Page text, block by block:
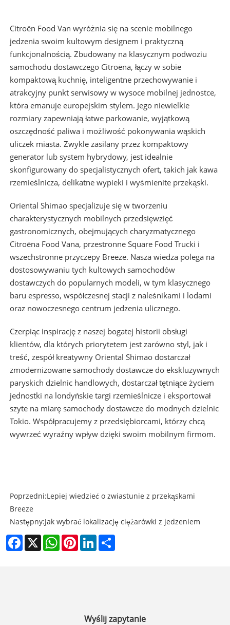
Citroën Food Van wyróżnia się na scenie mobilnego
jedzenia swoim kultowym designem i praktyczną
funkcjonalnością. Zbudowany na klasycznym podwoziu
samochodu dostawczego Citroëna, łączy w sobie
kompaktową kuchnię, inteligentne przechowywanie i
atrakcyjny punkt serwisowy w wysoce mobilnej jednostce,
która emanuje europejskim stylem. Jego niewielkie
rozmiary zapewniają łatwe parkowanie, wyjątkową
oszczędność paliwa i możliwość pokonywania wąskich
uliczek miasta. Zwykle zasilany przez kompaktowy
generator lub system hybrydowy, jest idealnie
skonfigurowany do specjalistycznych ofert, takich jak kawa
rzemieślnicza, delikatne wypieki i wyśmienite przekąski.
Oriental Shimao specjalizuje się w tworzeniu
charakterystycznych mobilnych przedsięwzięć
gastronomicznych, obejmujących charyzmatycznego
Citroëna Food Vana, przestronne Square Food Trucki i
wszechstronne przyczepy Breeze. Nasza wiedza polega na
dostosowywaniu tych kultowych samochodów
dostawczych do popularnych modeli, w tym klasycznego
baru espresso, współczesnej stacji z naleśnikami i lodami
oraz nowoczesnego centrum jedzenia ulicznego.
Czerpiąc inspirację z naszej bogatej historii obsługi
klientów, dla których priorytetem jest zarówno styl, jak i
treść, zespół kreatywny Oriental Shimao dostarczał
zmodernizowane samochody dostawcze do ekskluzywnych
paryskich dzielnic handlowych, dostarczał tętniące życiem
jednostki na londyńskie targi rzemieślnicze i eksportował
szyte na miarę samochody dostawcze do modnych dzielnic
Tokio. Współpracujemy z przedsiębiorcami, którzy chcą
wywrzeć wyraźny wpływ dzięki swoim mobilnym firmom.
Poprzedni:Lepiej wiedzieć o zwiastunie z przekąskami
Breeze
Następny:Jak wybrać lokalizację ciężarówki z jedzeniem
Facebook
X WhatsAppPinterestLinkedIn
Wyślij zapytanie